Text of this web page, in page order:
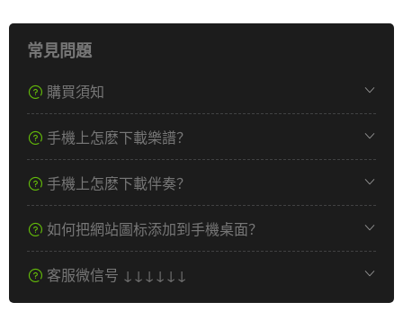
常見問題
購買須知
手機上怎麽下載樂譜？
手機上怎麽下載伴奏？
如何把網站圖标添加到手機桌面？
客服微信号 ↓↓↓↓↓↓